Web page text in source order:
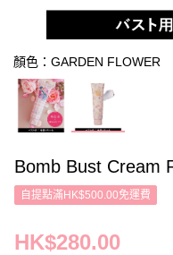
顏色：GARDEN FLOWER
Bomb Bust Cream
自提點滿HK$500.00免運費
HK$280.00